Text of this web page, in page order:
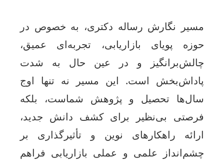
نگارش رساله دکتری، به خصوص در
پویای بازاریابی، تجربه‌ای عمیق،
و در عین حال به شدت
است. این مسیر نه تنها اوج
تحصیل و پژوهش شماست، بلکه
بی‌نظیر برای کشف دانش جدید،
راهکارهای نوین و تأثیرگذاری بر
علمی و عملی بازاریابی فراهم